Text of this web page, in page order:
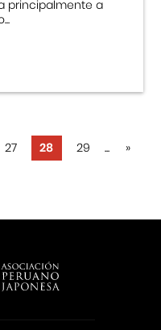
principalmente a
27 28 29 ... »